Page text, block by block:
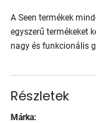
A Seen termékek
egyszerű termékeket
nagy és funkcionális
Részletek
Márka: